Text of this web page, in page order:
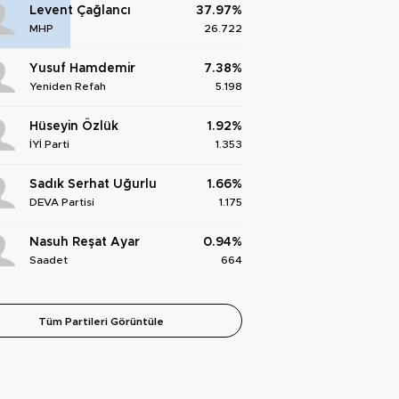
Levent Çağlancı
MHP
37.97%
26.722
Yusuf Hamdemir
Yeniden Refah
7.38%
5.198
Hüseyin Özlük
İYİ Parti
1.92%
1.353
Sadık Serhat Uğurlu
DEVA Partisi
1.66%
1.175
Nasuh Reşat Ayar
Saadet
0.94%
664
Tüm Partileri Görüntüle